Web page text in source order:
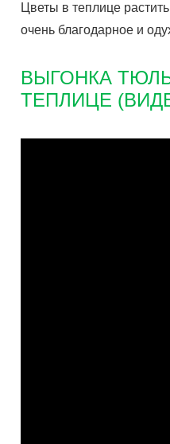
Цветы в теплице
очень благодарное и
ВЫГОНКА
ТЕПЛИЦЕ